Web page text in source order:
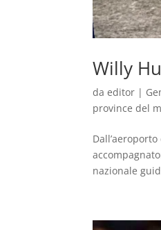
Willy
daeditor |
province del
nazionale